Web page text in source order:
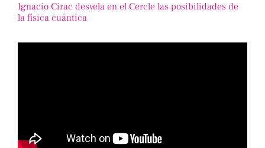
Ignacio Cirac desvela en el Cercle las posibilidades de
la física cuántica